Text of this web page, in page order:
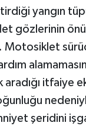
yangın
gözlerinin
Motosiklet
aradığı itfaiye
şeridini